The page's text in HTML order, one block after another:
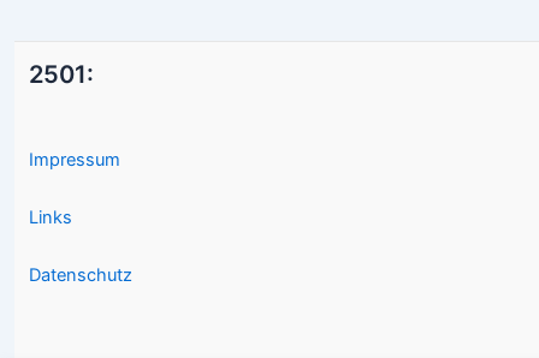
2501:
Impressum
Links
Datenschutz